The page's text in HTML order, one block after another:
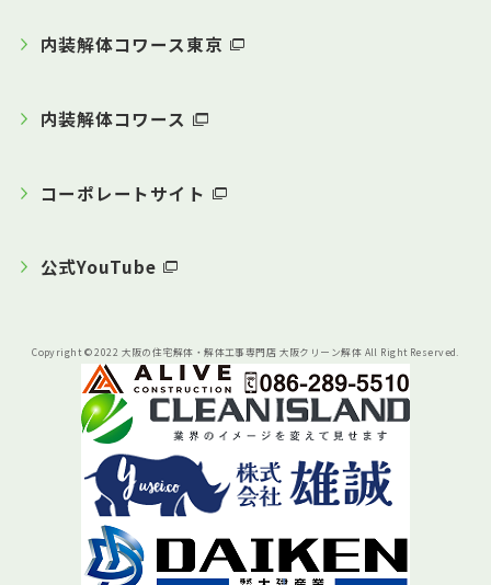
内装解体コワース東京
内装解体コワース
コーポレートサイト
公式YouTube
Copyright © 2022 大阪の住宅解体・解体工事専門店 大阪クリーン解体 All Right Reserved.